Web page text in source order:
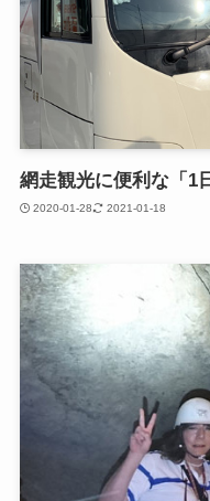
網走観光に便利な「1
2020-01-28 2021-01-18